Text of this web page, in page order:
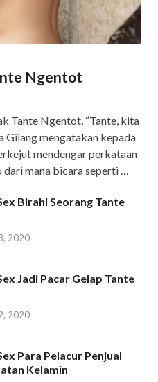
Ngentot
Tante Ngentot, “Tante, kita
mengatakan kepada
mendengar perkataan
dari mana bicara seperti …
Birahi Seorang Tante
2020
Jadi Pacar Gelap Tante
2020
Para Pelacur Penjual
Kelamin